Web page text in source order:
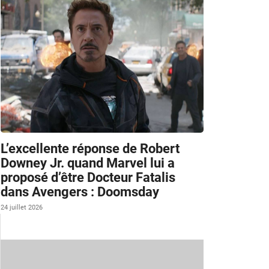
L’excellente réponse de Robert
Downey Jr. quand Marvel lui a
proposé d’être Docteur Fatalis
dans Avengers : Doomsday
24 juillet 2026